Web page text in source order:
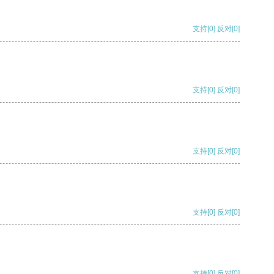
支持[0] 反对[0]
支持[0] 反对[0]
支持[0] 反对[0]
支持[0] 反对[0]